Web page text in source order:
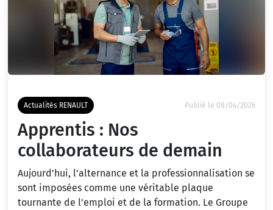
Actualités RENAULT Publié le 08/04/2026
Apprentis : Nos
collaborateurs de demain
Aujourd'hui, l'alternance et la professionnalisation se
sont imposées comme une véritable plaque
tournante de l'emploi et de la formation. Le Groupe